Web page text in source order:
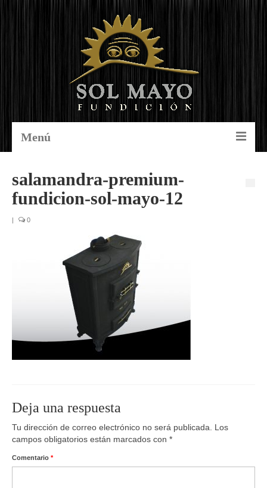
Menú
Nosotros
Productos
salamandra-premium-
fundicion-sol-mayo-12
| 0
Deja una respuesta
Tu dirección de correo electrónico no será publicada.
Los
campos obligatorios están marcados con *
Comentario *